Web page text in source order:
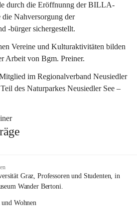
durch die Eröffnunng der BILLA-
Nahversorgung der
-bürger sichergestellt.
Vereine und Kulturaktivitäten bilden
Arbeit von Bgm. Preiner.
im Regionalverband Neusiedler
des Naturparkes Neusiedler See –
Graz, Professoren und Studenten, in
Wander Bertoni.
Wohnen